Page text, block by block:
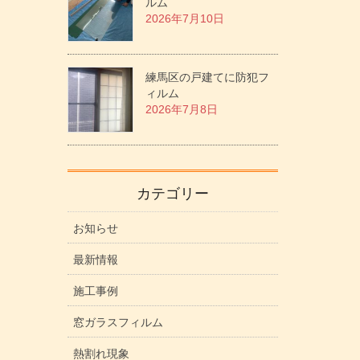
2026年7月10日
練馬区の戸建てに防犯フ
ィルム
2026年7月8日
カテゴリー
お知らせ
最新情報
施工事例
窓ガラスフィルム
熱割れ現象